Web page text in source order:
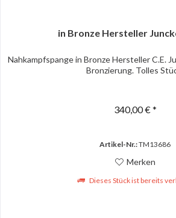
in Bronze Hersteller
Nahkampfspange in Bronze Hersteller C.E.
Bronzierung. Tolles
340,00 € *
Artikel-Nr.:TM13686
Merken
Dieses Stück ist bereits